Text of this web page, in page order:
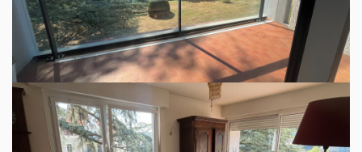
Gestion
Nos agences
Estimation